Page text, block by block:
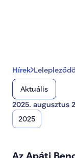
Hírek
Aktuális
2025. augusztus
2025
Az Apáti